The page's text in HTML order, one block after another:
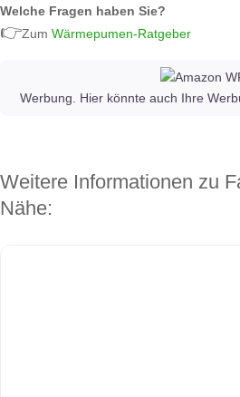
Welche Fragen haben Sie?
👉Zum Wärmepumen-Ratgeber
Werbung. Hier könnte auch Ihre
Weitere Informationen zu
Nähe: